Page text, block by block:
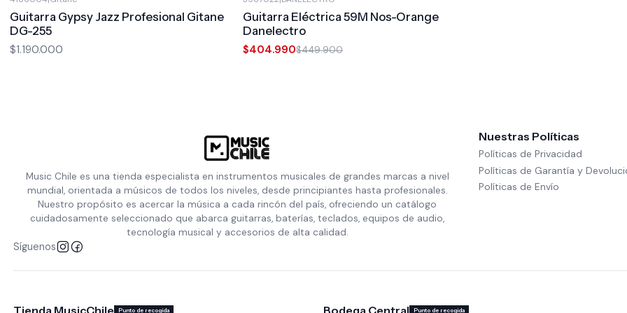
Guitarra Gypsy Jazz Profesional Gitane
DG-255
$1.190.000
Guitarra Eléctrica 59M Nos-Orange
Danelectro
$404.990$449.900
Music Chile es una tienda especialista en instrumentos musicales de grandes marcas a nivel
mundial, orientada a músicos de todos los niveles, desde principiantes hasta profesionales.
Nuestro propósito es acercar la música a cada rincón del país, ofreciendo un catálogo
cuidadosamente seleccionado que abarca guitarras, baterías, teclados, equipos de audio,
tecnología musical y accesorios de alta calidad.
Síguenos
Nuestras Políticas
Políticas de Privacidad
Políticas de Garantía y
Políticas de Envío
Tienda MusicChile Punto de recogida Bodega Central Punto de recogida